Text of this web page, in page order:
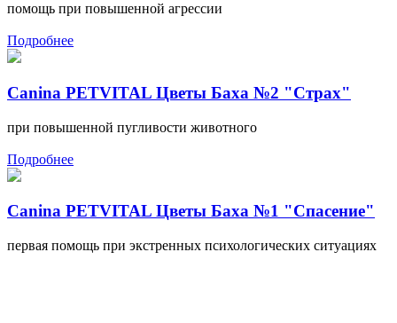
помощь при повышенной агрессии
Подробнее
Canina PETVITAL Цветы Баха №2 "Страх"
при повышенной пугливости животного
Подробнее
Canina PETVITAL Цветы Баха №1 "Спасение"
первая помощь при экстренных психологических ситуациях